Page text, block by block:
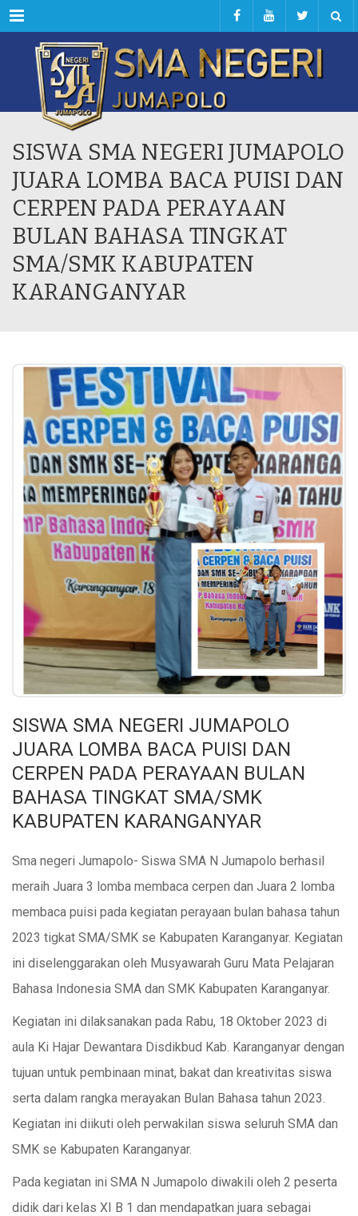
Menu
SISWA SMA NEGERI JUMAPOLO
JUARA LOMBA BACA PUISI DAN
CERPEN PADA PERAYAAN
BULAN BAHASA TINGKAT
SMA/SMK KABUPATEN
KARANGANYAR
SISWA SMA NEGERI JUMAPOLO
JUARA LOMBA BACA PUISI DAN
CERPEN PADA PERAYAAN BULAN
BAHASA TINGKAT SMA/SMK
KABUPATEN KARANGANYAR
Sma negeri Jumapolo- Siswa SMA N Jumapolo berhasil
meraih Juara 3 lomba membaca cerpen dan Juara 2 lomba
membaca puisi pada kegiatan perayaan bulan bahasa tahun
2023 tigkat SMA/SMK se Kabupaten Karanganyar. Kegiatan
ini diselenggarakan oleh Musyawarah Guru Mata Pelajaran
Bahasa Indonesia SMA dan SMK Kabupaten Karanganyar.
Kegiatan ini dilaksanakan pada Rabu, 18 Oktober 2023 di
aula Ki Hajar Dewantara Disdikbud Kab. Karanganyar dengan
tujuan untuk pembinaan minat, bakat dan kreativitas siswa
serta dalam rangka merayakan Bulan Bahasa tahun 2023.
Kegiatan ini diikuti oleh perwakilan siswa seluruh SMA dan
SMK se Kabupaten Karanganyar.
Pada kegiatan ini SMA N Jumapolo diwakili oleh 2 peserta
didik dari kelas XI B 1 dan mendapatkan juara sebagai